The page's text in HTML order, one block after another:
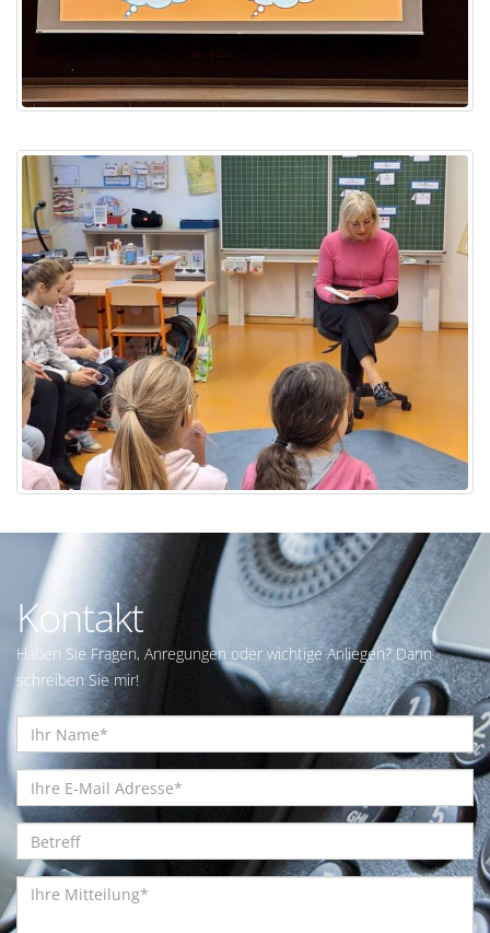
Kontakt
Haben Sie Fragen, Anregungen oder wichtige Anliegen? Dann
schreiben Sie mir!